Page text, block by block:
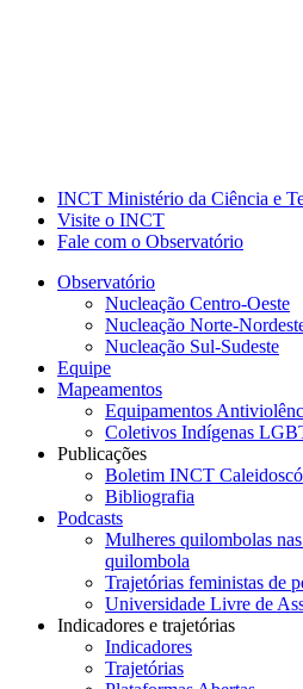
INCT Ministério da Ciência e
Visite o INCT
Fale com o Observatório
Observatório
Nucleação Centro-Oeste
Nucleação Norte-
Nucleação Sul-Sudeste
Equipe
Mapeamentos
Equipamentos
Coletivos Indígenas
Publicações
Boletim INCT
Bibliografia
Podcasts
Mulheres quilombolas
quilombola
Trajetórias feministas de
Universidade Livre de
Indicadores e trajetórias
Indicadores
Trajetórias